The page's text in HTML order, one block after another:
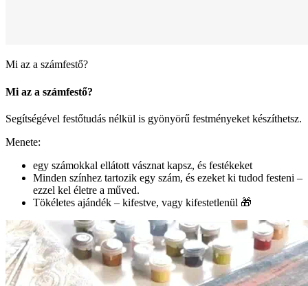
Mi az a számfestő?
Mi az a számfestő?
Segítségével festőtudás nélkül is gyönyörű festményeket készíthetsz.
Menete:
egy számokkal ellátott vásznat kapsz, és festékeket
Minden színhez tartozik egy szám, és ezeket ki tudod festeni –
ezzel kel életre a műved.
Tökéletes ajándék – kifestve, vagy kifestetlenül 🎁